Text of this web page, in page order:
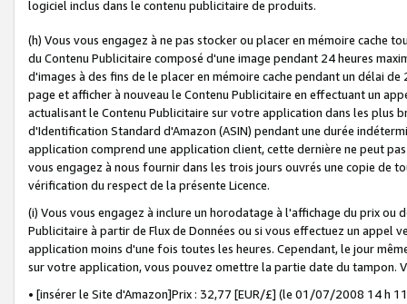
logiciel inclus dans le contenu publicitaire de produits.
(h) Vous vous engagez à ne pas stocker ou placer en mémoire cache
du Contenu Publicitaire composé d'une image pendant 24 heures
d'images à des fins de le placer en mémoire cache pendant un délai
page et afficher à nouveau le Contenu Publicitaire en effectuant un
actualisant le Contenu Publicitaire sur votre application dans les plus
d'Identification Standard d'Amazon (ASIN) pendant une durée
application comprend une application client, cette dernière ne peut
vous engagez à nous fournir dans les trois jours ouvrés une copie de
vérification du respect de la présente Licence.
(i) Vous vous engagez à inclure un horodatage à l'affichage du prix
Publicitaire à partir de Flux de Données ou si vous effectuez un appel
application moins d'une fois toutes les heures. Cependant, le jour
sur votre application, vous pouvez omettre la partie date du tampon.
• [insérer le Site d'Amazon]Prix : 32,77 [EUR/£] (le 01/07/2008 14 h